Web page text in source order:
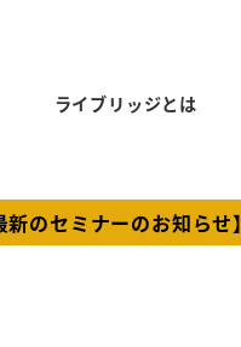
ライブリッジとは
新のセミナーのお知らせ】